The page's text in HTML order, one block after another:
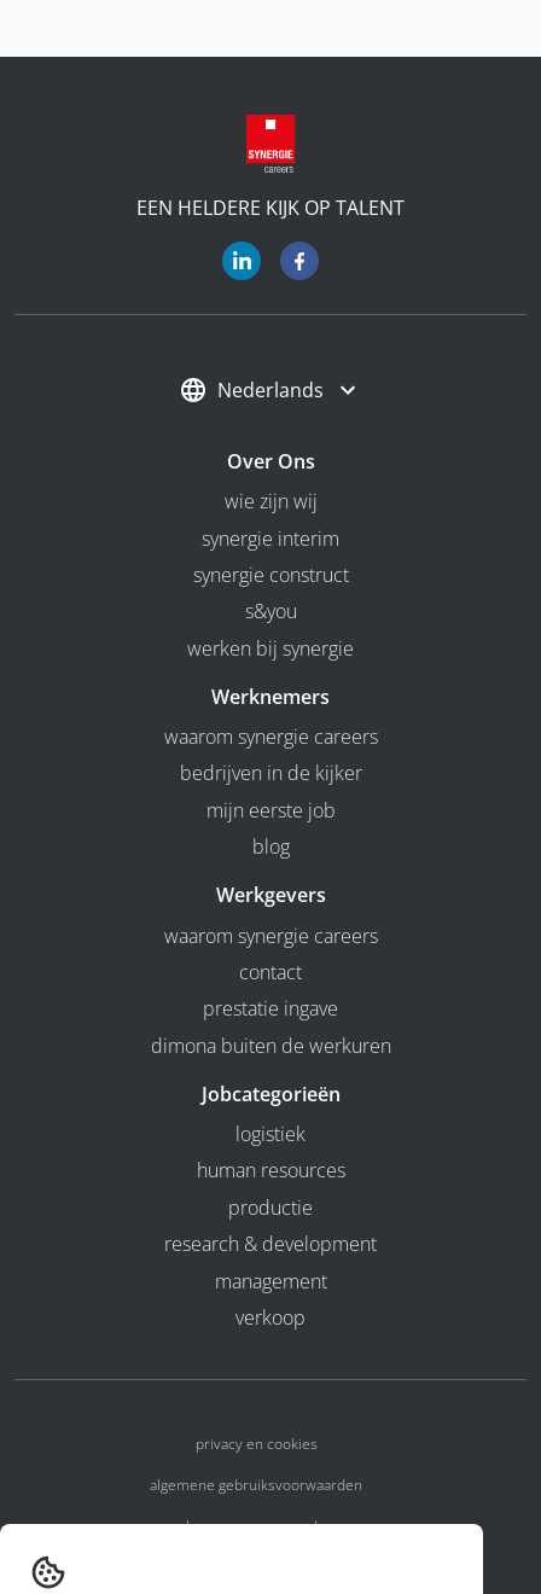
EEN HELDERE KIJK OP TALENT
Nederlands
Over Ons
wie zijn wij
synergie interim
synergie construct
s&you
werken bij synergie
Werknemers
waarom synergie careers
bedrijven in de kijker
mijn eerste job
blog
Werkgevers
waarom synergie careers
contact
prestatie ingave
dimona buiten de werkuren
Jobcategorieën
logistiek
human resources
productie
research & development
management
verkoop
privacy en cookies
algemene gebruiksvoorwaarden
algemene voorwaarden